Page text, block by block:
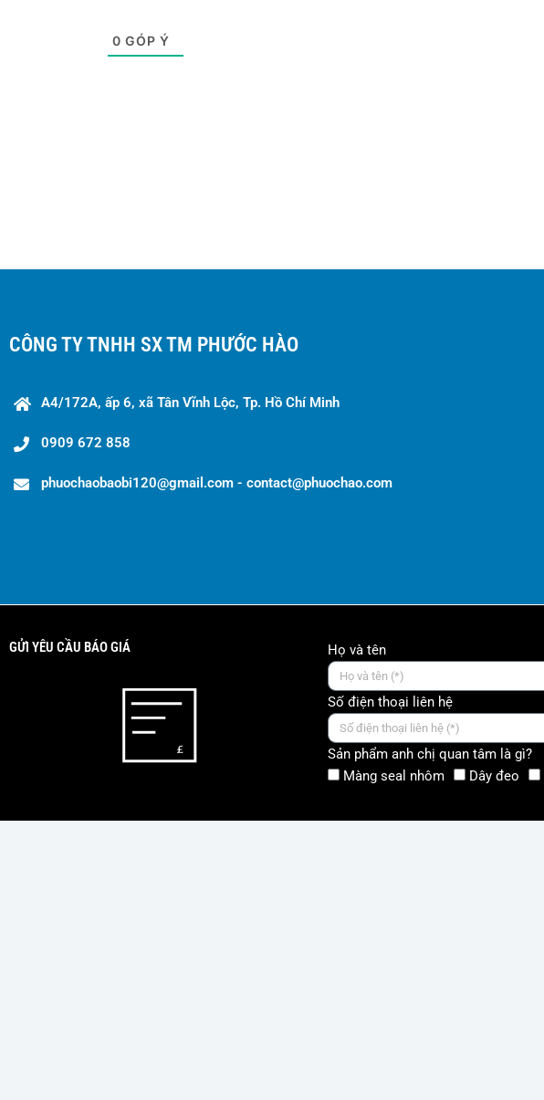
0 GÓP Ý
CÔNG TY TNHH SX TM PHƯỚC HÀO
A4/172A, ấp 6, xã Tân Vĩnh Lộc, Tp. Hồ Chí Minh
0909 672 858
phuochaobaobi120@gmail.com - contact@phuochao.com
GỬI YÊU CẦU BÁO GIÁ Họ và tên
Số điện thoại liên hệ
Sản phẩm anh chị quan tâm là gì?
Màng seal nhôm
Dây đeo